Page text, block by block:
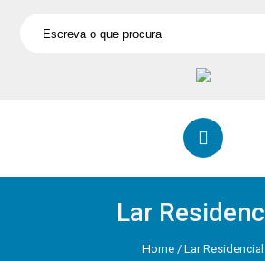
Lar
Home / Lar Residencial